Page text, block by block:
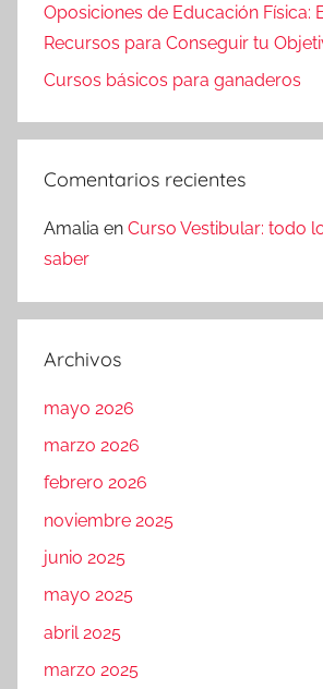
Oposiciones de Educación Física:
Recursos para Conseguir tu
Cursos básicos para ganaderos
Comentarios recientes
Amalia en Curso Vestibular: todo
saber
Archivos
mayo 2026
marzo 2026
febrero 2026
noviembre 2025
junio 2025
mayo 2025
abril 2025
marzo 2025